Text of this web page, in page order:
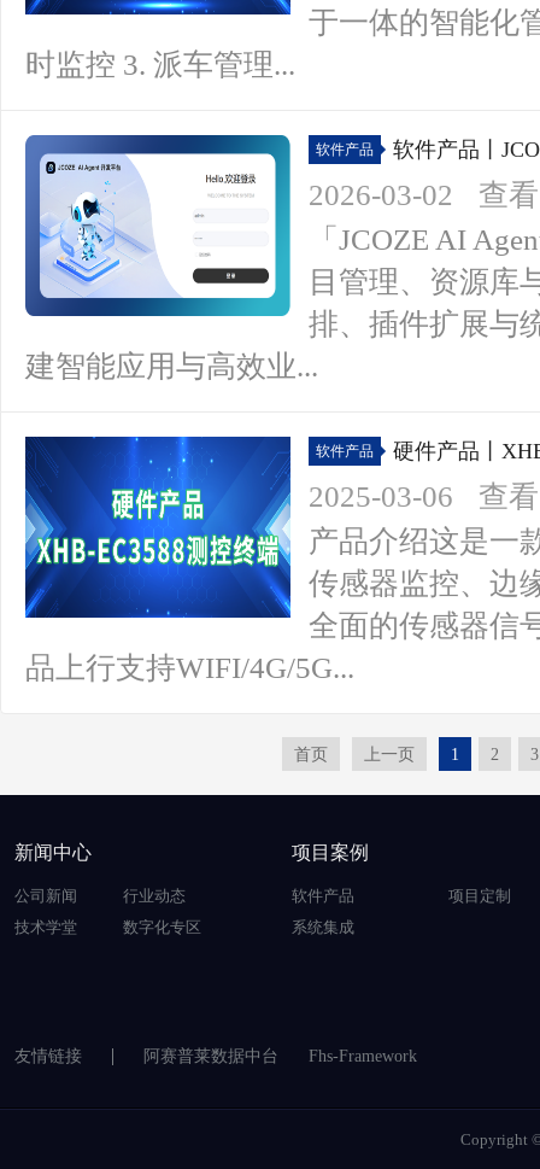
于一体的智能化
时监控 3. 派车管理...
软件产品 软件产品丨
2026-03-02
查
「JCOZE AI
目管理、资源库
排、插件扩展与
建智能应用与高效业...
软件产品 硬件产品丨
2025-03-06
查
产品介绍这是一
传感器监控、边
全面的传感器信
品上行支持WIFI/4G/5G...
首页 上一页 1 2 3
新闻中心
公司新闻
行业动态
技术学堂
数字化专区
项目案例
软件产品
项目定制
系统集成
友情链接 阿赛普莱数据中台 Fhs-Framework
Copyright